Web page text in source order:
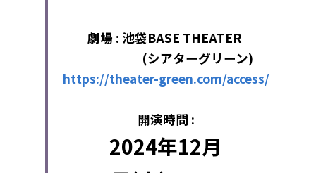
劇場 : 池袋BASE THEATER
(シアターグリーン)
https://theater-green.com/access/
開演時間 :
2024年12月